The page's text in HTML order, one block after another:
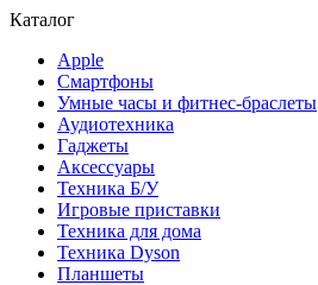
Каталог
Apple
Смартфоны
Умные часы и фитнес-браслеты
Аудиотехника
Гаджеты
Аксессуары
Техника Б/У
Игровые приставки
Техника для дома
Техника Dyson
Планшеты